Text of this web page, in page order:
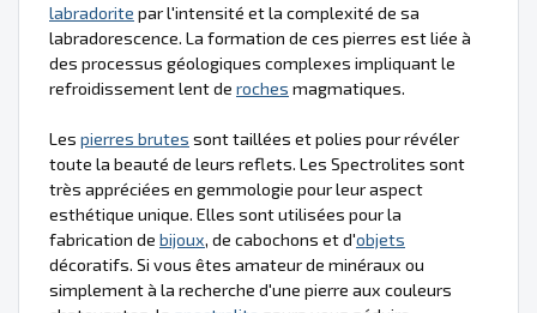
labradorite par l'intensité et la complexité de sa
labradorescence. La formation de ces pierres est liée à
des processus géologiques complexes impliquant le
refroidissement lent de roches magmatiques.
Les pierres brutes sont taillées et polies pour révéler
toute la beauté de leurs reflets. Les Spectrolites sont
très appréciées en gemmologie pour leur aspect
esthétique unique. Elles sont utilisées pour la
fabrication de bijoux, de cabochons et d'objets
décoratifs. Si vous êtes amateur de minéraux ou
simplement à la recherche d'une pierre aux couleurs